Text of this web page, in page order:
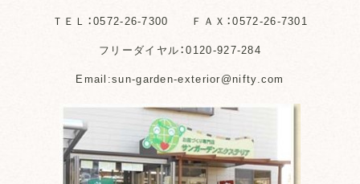
ＴＥＬ：0572-26-7300 ＦＡＸ：0572-26-7301
フリーダイヤル：0120-927-284
Email:sun-garden-exterior@nifty.com